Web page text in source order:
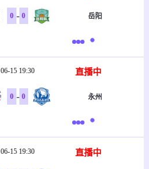
0 - 0 岳阳
06-15 19:30 直播中
0 - 0 永州
06-15 19:30 直播中